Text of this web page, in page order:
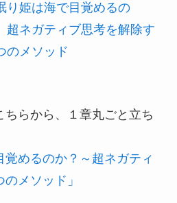
り姫は海で目覚めるの
ネガティブ思考を解除す
のメソッド
らから、１章丸ごと立ち
覚めるのか？～超ネガティ
メソッド」